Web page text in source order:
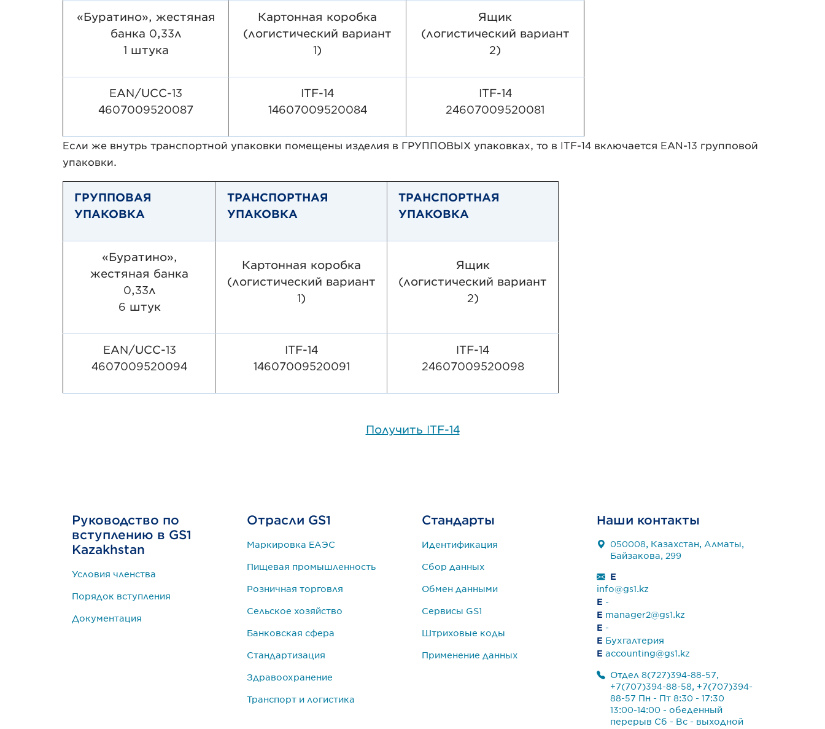
«Буратино», жестяная
банка 0,33л
1 штука
Картонная коробка
(логистический вариант
1)
Ящик
(логистический вариант
2)
EAN/UCC-13
4607009520087
ITF-14
14607009520084
ITF-14
24607009520081
Если же внутрь транспортной упаковки помещены изделия в ГРУППОВЫХ упаковках, то в ITF-14 включается EAN-13 групповой
упаковки.
ГРУППОВАЯ
УПАКОВКА
ТРАНСПОРТНАЯ
УПАКОВКА
ТРАНСПОРТНАЯ
УПАКОВКА
«Буратино»,
жестяная банка
0,33л
6 штук
Картонная коробка
(логистический вариант
1)
Ящик
(логистический вариант
2)
EAN/UCC-13
4607009520094
ITF-14
14607009520091
ITF-14
24607009520098
Получить ITF-14
Руководство по
вступлению в GS1
Kazakhstan
Условия членства
Порядок вступления
Документация
Отрасли GS1
Маркировка ЕАЭС
Пищевая промышленность
Розничная торговля
Сельское хозяйство
Банковская сфера
Стандартизация
Здравоохранение
Транспорт и логистика
Стандарты
Идентификация
Сбор данных
Обмен данными
Сервисы GS1
Штриховые коды
Применение данных
Наши контакты
050008, Казахстан, Алматы,
Байзакова, 299
E
info@gs1.kz
E -
E manager2@gs1.kz
E -
E Бухгалтерия
E accounting@gs1.kz
Отдел 8(727)394-88-57,
+7(707)394-88-58, +7(707)394-
88-57 Пн - Пт 8:30 - 17:30
13:00-14:00 - обеденный
перерыв Сб - Вс - выходной